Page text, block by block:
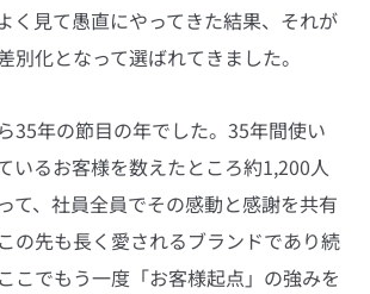
く見て愚直にやってきた結果、それが
別化となって選ばれてきました。
35年の節目の年でした。35年間使い
いるお客様を数えたところ約1,200人
て、社員全員でその感動と感謝を共有
の先も長く愛されるブランドであり続
こでもう一度「お客様起点」の強みを